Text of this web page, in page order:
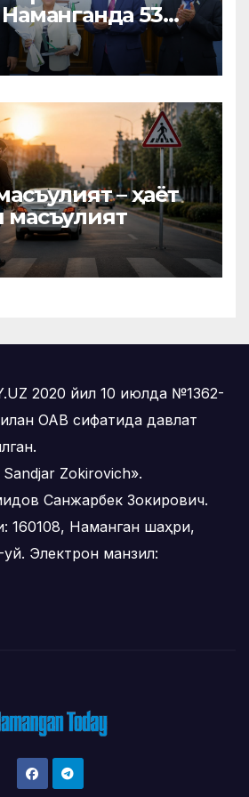
53
«Меҳнат
кўкрак нишони
– ҳаёт
масъулият
2020 йил 10 июлда №1362-
ОАВ сифатида давлат
Zokirovich».
Санжарбек Зокирович.
160108, Наманган шаҳри,
Электрон манзил: